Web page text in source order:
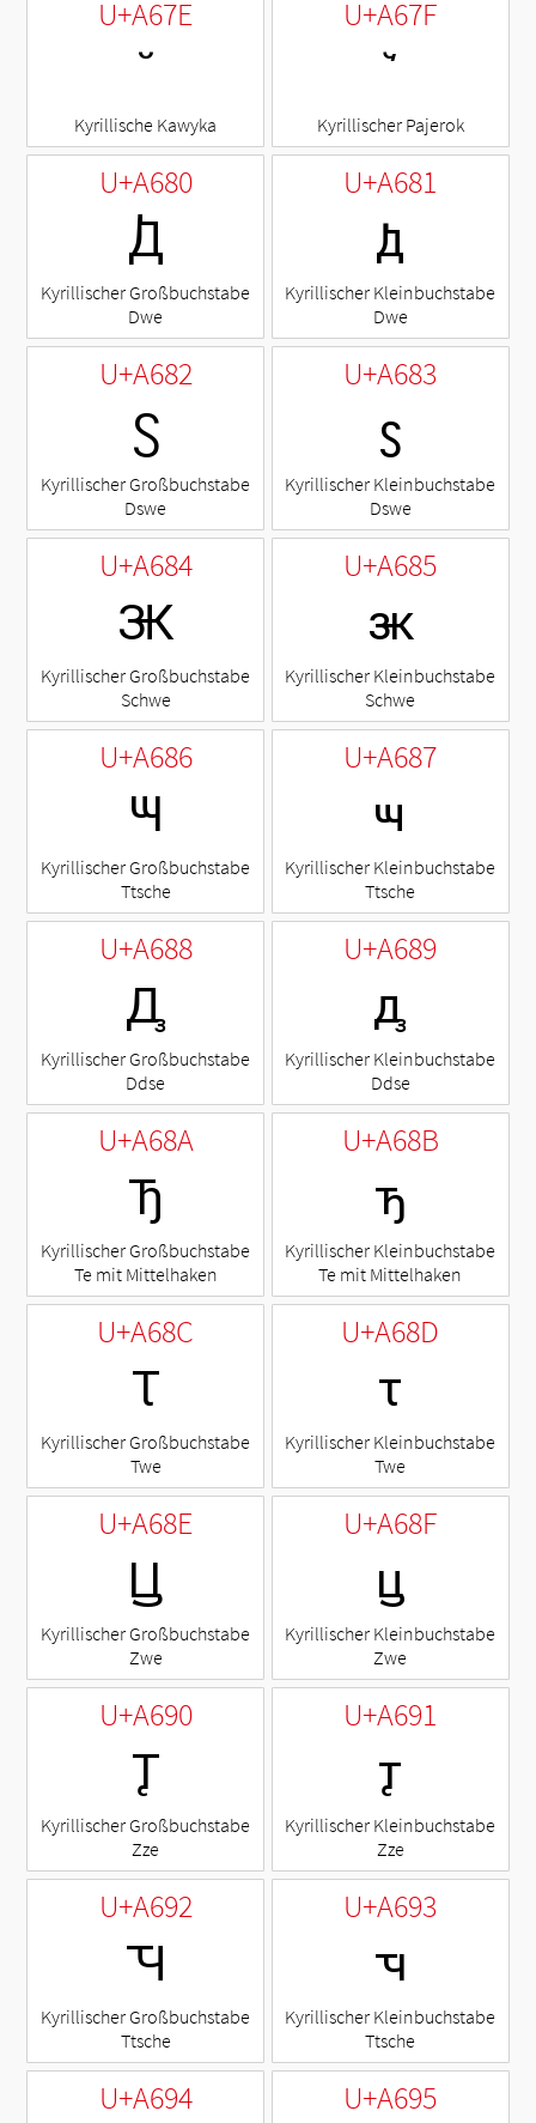
U+A67E
꙾
Kyrillische Kawyka
U+A67F
ꙿ
Kyrillischer Pajerok
U+A680
Ꚁ
Kyrillischer Großbuchstabe
Dwe
U+A681
ꚁ
Kyrillischer Kleinbuchstabe
Dwe
U+A682
Ꚃ
Kyrillischer Großbuchstabe
Dswe
U+A683
ꚃ
Kyrillischer Kleinbuchstabe
Dswe
U+A684
Ꚅ
Kyrillischer Großbuchstabe
Schwe
U+A685
ꚅ
Kyrillischer Kleinbuchstabe
Schwe
U+A686
Ꚇ
Kyrillischer Großbuchstabe
Ttsche
U+A687
ꚇ
Kyrillischer Kleinbuchstabe
Ttsche
U+A688
Ꚉ
Kyrillischer Großbuchstabe
Ddse
U+A689
ꚉ
Kyrillischer Kleinbuchstabe
Ddse
U+A68A
Ꚋ
Kyrillischer Großbuchstabe
Te mit Mittelhaken
U+A68B
ꚋ
Kyrillischer Kleinbuchstabe
Te mit Mittelhaken
U+A68C
Ꚍ
Kyrillischer Großbuchstabe
Twe
U+A68D
ꚍ
Kyrillischer Kleinbuchstabe
Twe
U+A68E
Ꚏ
Kyrillischer Großbuchstabe
Zwe
U+A68F
ꚏ
Kyrillischer Kleinbuchstabe
Zwe
U+A690
Ꚑ
Kyrillischer Großbuchstabe
Zze
U+A691
ꚑ
Kyrillischer Kleinbuchstabe
Zze
U+A692
Ꚓ
Kyrillischer Großbuchstabe
Ttsche
U+A693
ꚓ
Kyrillischer Kleinbuchstabe
Ttsche
U+A694 U+A695